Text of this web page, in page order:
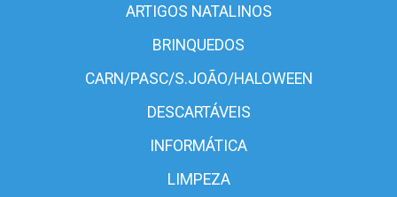
ARTIGOS NATALINOS
BRINQUEDOS
CARN/PASC/S.JOÃO/HALOWEEN
DESCARTÁVEIS
INFORMÁTICA
LIMPEZA